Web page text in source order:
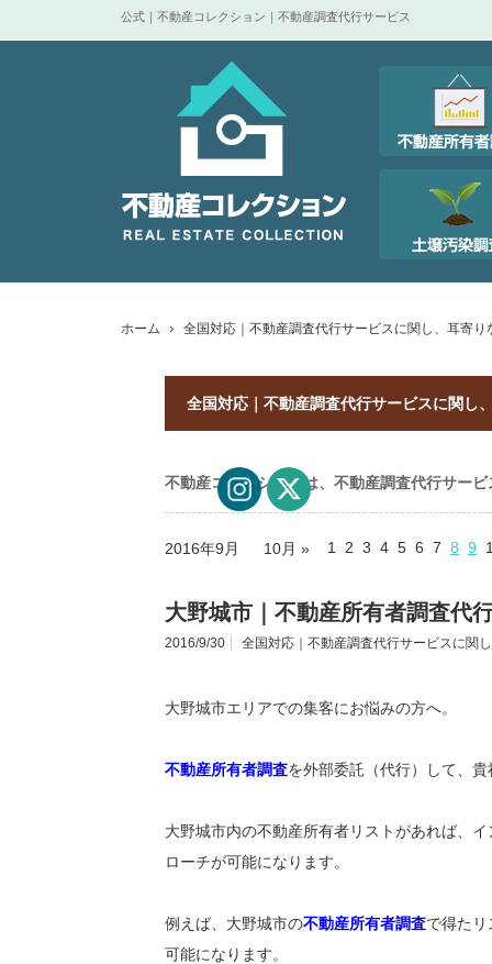
公式｜不動産コレクション｜不動産調査代行サービス
ホーム 全国対応｜不動産調査代行サービスに関し、耳寄り
全国対応｜不動産調査代行サービスに関し
不動産コレクションは、不動産調査代行サー
2016年9月 10月 » 1 2 3 4 5 6 7 8 9
大野城市｜不動産所有者調査代
2016/9/30 全国対応｜不動産調査代行サービスに関
大野城市エリアでの集客にお悩みの方へ。
不動産所有者調査を外部委託（代行）して、
大野城市内の不動産所有者リストがあれば、
ローチが可能になります。
例えば、大野城市の不動産所有者調査で得た
可能になります。